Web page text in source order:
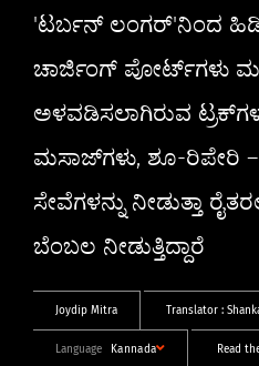
'ಟರ್ಬನ್ ಲಂಗರ್'ನಿಂದ
ಚಾರ್ಜಿಂಗ್ ಪೋರ್ಟ್‌ಗಳು
ಅಳವಡಿಸಲಾಗಿರುವ
ಮಸಾಜ್‌ಗಳು, ಶೂ-ರಿಪೇರಿ
ಸೇವೆಗಳನ್ನು ನೀಡುತ್ತಾ
ಬೆಂಬಲ ನೀಡುತ್ತಿದ್ದಾರೆ
Joydip Mitra Translator :
Language Kannada Read